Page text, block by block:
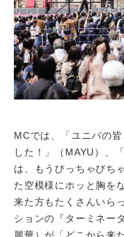
MCでは、「ユニバの
した！」（MAYU）、
は、もうびっちゃびち
た空模様にホッと胸を
来た方もたくさんいら
ションの『ターミネー